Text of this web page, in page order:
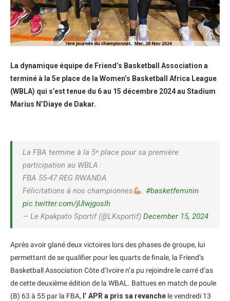
La dynamique équipe de Friend’s Basketball Association a
terminé à la 5e place de la Women’s Basketball Africa League
(WBLA) qui s’est tenue du 6 au 15 décembre 2024 au Stadium
Marius N’Diaye de Dakar.
La FBA termine à la 5ᵉ place pour sa première
participation au WBLA :
FBA 55-47 REG RWANDA
Félicitations à nos championnes
.#basketfeminin
pic.twitter.com/jUlwjgosIh
— Le Kpakpato Sportif (@LKsportif) December 15, 2024
Après avoir glané deux victoires lors des phases de groupe, lui
permettant de se qualifier pour les quarts de finale, la Friend’s
Basketball Association Côte d’Ivoire n’a pu rejoindre le carré d’as
de cette deuxième édition de la WBAL. Battues en match de poule
(B) 63 à 55 par la FBA, l’ APR a pris sa revanche le vendredi 13